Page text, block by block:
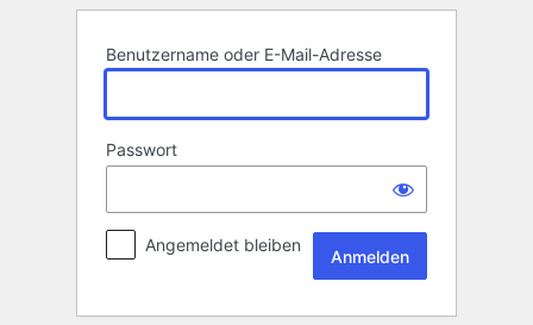
Benutzername oder E-Mail-Adresse
Passwort
Angemeldet bleiben